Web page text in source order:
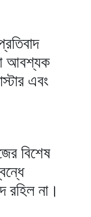
আবশ্যক
এবং
বিশেষ
রহিল না।